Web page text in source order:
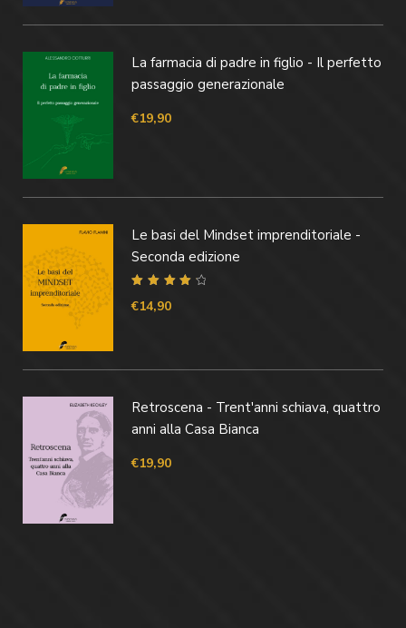
La farmacia di padre in figlio - Il perfetto
passaggio generazionale
€19,90
Le basi del Mindset imprenditoriale -
Seconda edizione
su 5
€14,90
Retroscena - Trent'anni schiava, quattro
anni alla Casa Bianca
€19,90